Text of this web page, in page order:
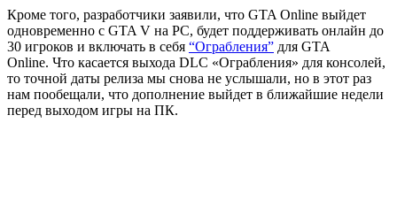
Кроме того, разработчики заявили, что GTA Online выйдет
одновременно с GTA V на PC, будет поддерживать онлайн до
30 игроков и включать в себя “Ограбления” для GTA
Online. Что касается выхода DLC «Ограбления» для консолей,
то точной даты релиза мы снова не услышали, но в этот раз
нам пообещали, что дополнение выйдет в ближайшие недели
перед выходом игры на ПК.